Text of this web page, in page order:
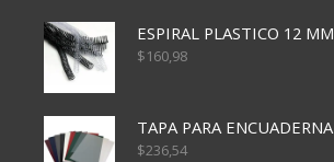
$160,98
$236,54